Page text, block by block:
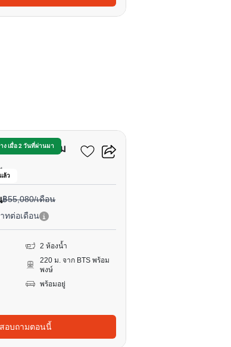
ง เมื่อ 2 วันที่ผ่านมา
ล้ว
คอนโดมิเนียม
฿55,080/เดือน
ทต่อเดือน
2 ห้องน้ำ
220 ม. จาก BTS พร้อม
พงษ์
พร้อมอยู่
สอบถามตอนนี้